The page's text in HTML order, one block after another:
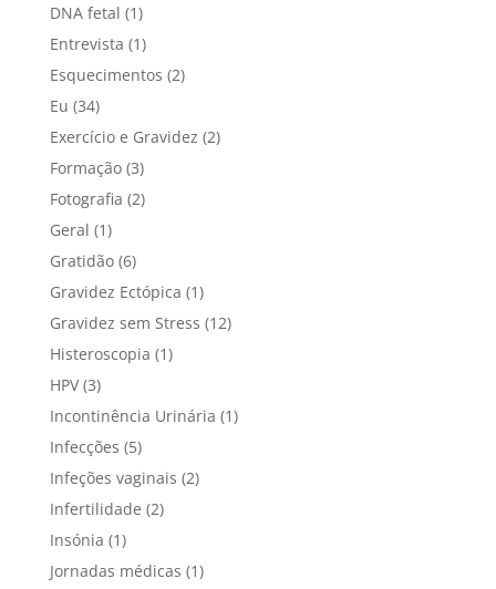
DNA fetal (1)
Entrevista (1)
Esquecimentos (2)
Eu (34)
Exercício e Gravidez (2)
Formação(3)
Fotografia (2)
Geral (1)
Gratidão(6)
Gravidez Ectópica (1)
Gravidez sem Stress (12)
Histeroscopia (1)
HPV(3)
Incontinência Urinária (1)
Infecções (5)
Infeções vaginais (2)
Infertilidade (2)
Insónia (1)
Jornadas médicas (1)